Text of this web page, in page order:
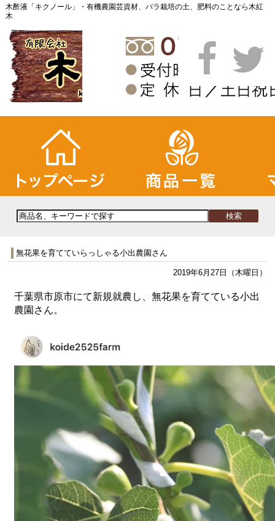
木酢液「キクノール」・有機農園芸資材、バラ栽培の土、肥料のことなら木紅
木
無花果を育てていらっしゃる小出農園さん
2019年6月27日（木曜日）
千葉県市原市にて新規就農し、無花果を育てている小出
農園さん。